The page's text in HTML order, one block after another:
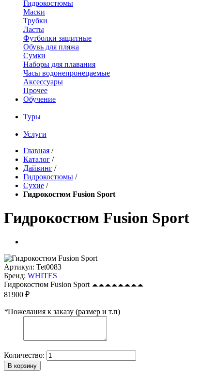
Гидрокостюмы
Маски
Трубки
Ласты
Футболки защитные
Обувь для пляжа
Сумки
Наборы для плавания
Часы водонепронецаемые
Аксессуары
Прочее
Обучение
Туры
Услуги
Главная /
Каталог /
Дайвинг /
Гидрокостюмы /
Сухие /
Гидрокостюм Fusion Sport
Гидрокостюм Fusion Sport
Артикул: Tet0083
Бренд: WHITES
Гидрокостюм Fusion Sport
81900 ₽
*Пожелания к заказу (размер и т.п)
Количество:
В корзину